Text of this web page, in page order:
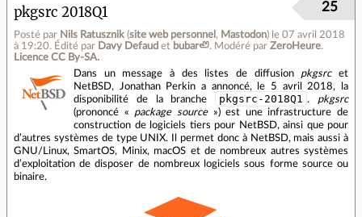
pkgsrc 2018Q1
Posté par Nils Ratusznik (site web personnel , Mastodon) le 07 avril 2018
à 19:20. Édité par Davy Defaud et bubar🦥. Modéré par ZeroHeure.
Licence CC By‑SA.
25
Dans un message à des listes de diffusion pkgsrcet
NetBSD, Jonathan Perkin a annoncé, le 5 avril 2018, la
disponibilité de la branche
pkgsrc-2018Q1 . pkgsrc
(prononcé « package source») est une infrastructure de
construction de logiciels tiers pour NetBSD, ainsi que pour
d’autres systèmes de type UNIX. Il permet donc à NetBSD, mais aussi à
GNU/Linux, SmartOS, Minix, macOS et de nombreux autres systèmes
d’exploitation de disposer de nombreux logiciels sous forme source ou
binaire.